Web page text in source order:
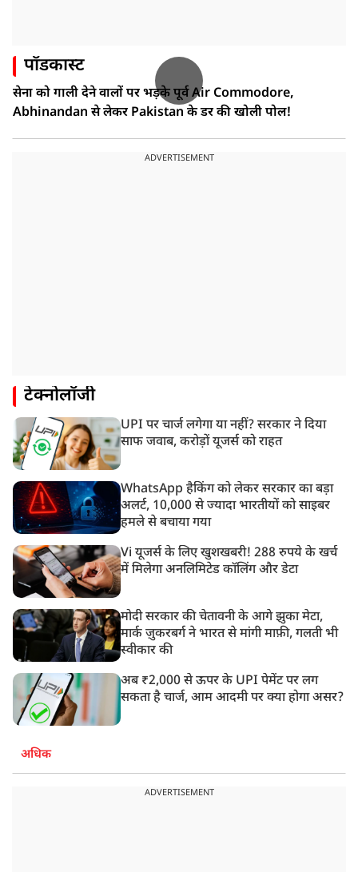
पॉडकास्ट
सेना को गाली देने वालों पर भड़के पूर्व Air Commodore,
Abhinandan से लेकर Pakistan के डर की खोली पोल!
ADVERTISEMENT
टेक्नोलॉजी
UPI पर चार्ज लगेगा या नहीं? सरकार ने दिया
साफ जवाब, करोड़ों यूजर्स को राहत
WhatsApp हैकिंग को लेकर सरकार का बड़ा
अलर्ट, 10,000 से ज्यादा भारतीयों को साइबर
हमले से बचाया गया
Vi यूजर्स के लिए खुशखबरी! 288 रुपये के खर्च
में मिलेगा अनलिमिटेड कॉलिंग और डेटा
मोदी सरकार की चेतावनी के आगे झुका मेटा,
मार्क ज़ुकरबर्ग ने भारत से मांगी माफ़ी, गलती भी
स्वीकार की
अब ₹2,000 से ऊपर के UPI पेमेंट पर लग
सकता है चार्ज, आम आदमी पर क्या होगा असर?
अधिक
ADVERTISEMENT